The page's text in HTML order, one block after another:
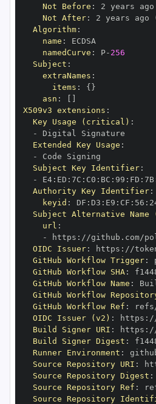
Not Before : 2 years ago
Not After: 2 years ago
Algorithm:
name :
namedCurve : P- 256
Subject :
extraNames :
items : { }
asn :
X509v3 extensions :
Key Usage (critical) :
-
Extended Key Usage :
-
Subject Key Identifier:
-
E4: ED : 7C : C0 : BC : 99 : FD : 7B
Authority Key Identifier:
keyid : DF : D3 : E9 : CF : 56 :
Subject Alternative
url :
-
https : //github.com/
OIDC Issuer: https :
GitHub Workflow Trigger:
GitHub Workflow SHA:
GitHub Workflow Name :
GitHub Workflow
GitHub Workflow Ref :
OIDC Issuer (v2) : https :
Build Signer URI : https :
Build Signer Digest :
Runner Environment :
Source Repository URI :
Source Repository Digest :
Source Repository Ref :
Source Repository